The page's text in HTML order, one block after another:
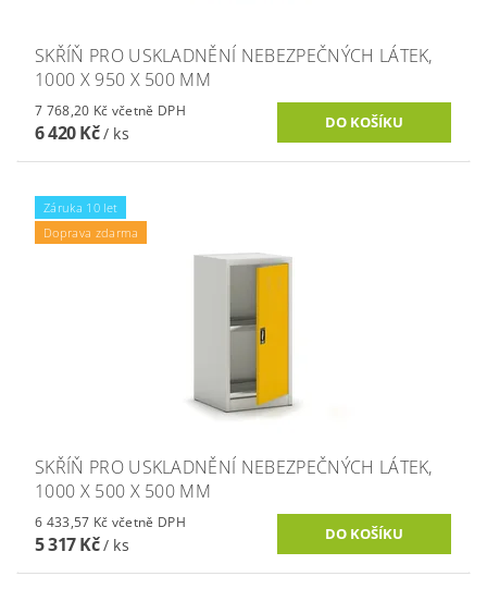
SKŘÍŇ PRO USKLADNĚNÍ NEBEZPEČNÝCH LÁTEK,
1000 X 950 X 500 MM
7 768,20 Kč včetně DPH
6 420 Kč/ ks
Záruka 10 let
Doprava zdarma
SKŘÍŇ PRO USKLADNĚNÍ NEBEZPEČNÝCH LÁTEK,
1000 X 500 X 500 MM
6 433,57 Kč včetně DPH
5 317 Kč/ ks